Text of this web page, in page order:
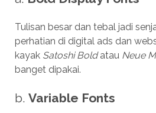
Tulisan besar dan tebal jadi
perhatian di digital ads dan
kayak Satoshi Boldatau Neue
banget dipakai.
b. Variable Fonts